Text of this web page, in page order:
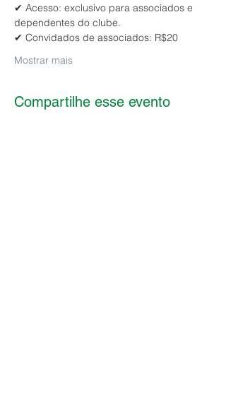
✔ Acesso: exclusivo para associados e
dependentes do clube.
✔ Convidados de associados: R$20
Mostrar mais
Compartilhe esse evento